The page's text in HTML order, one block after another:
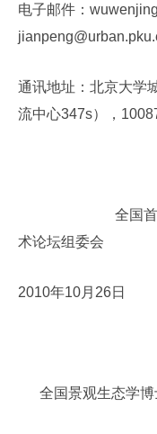
电子邮件：
通讯地址：北京大学
流中心347s），
全国
术论坛组委会
2010年10月 26日
全国景观生态学